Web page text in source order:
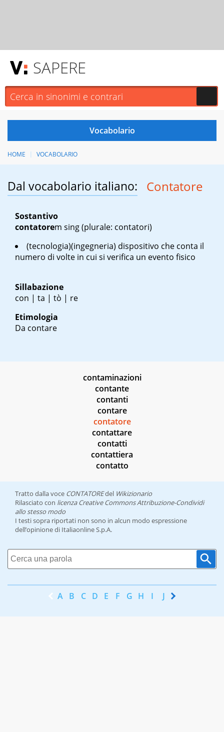
SAPERE
HOME VOCABOLARIO
Dal vocabolario italiano: Contatore
Sostantivo
contatorem sing(plurale: contatori)
(tecnologia)(ingegneria) dispositivo che conta il
numero di volte in cui si verifica un evento fisico
Sillabazione
con | ta | tò | re
Etimologia
Da contare
contaminazioni
contante
contanti
contare
contatore
contattare
contatti
contattiera
contatto
Tratto dalla voce CONTATOREdel Wikizionario
Rilasciato con licenza Creative Commons Attribuzione-Condividi
allo stesso modo
I testi sopra riportati non sono in alcun modo espressione
dell’opinione di Italiaonline S.p.A.
A B C D E F G H I J K